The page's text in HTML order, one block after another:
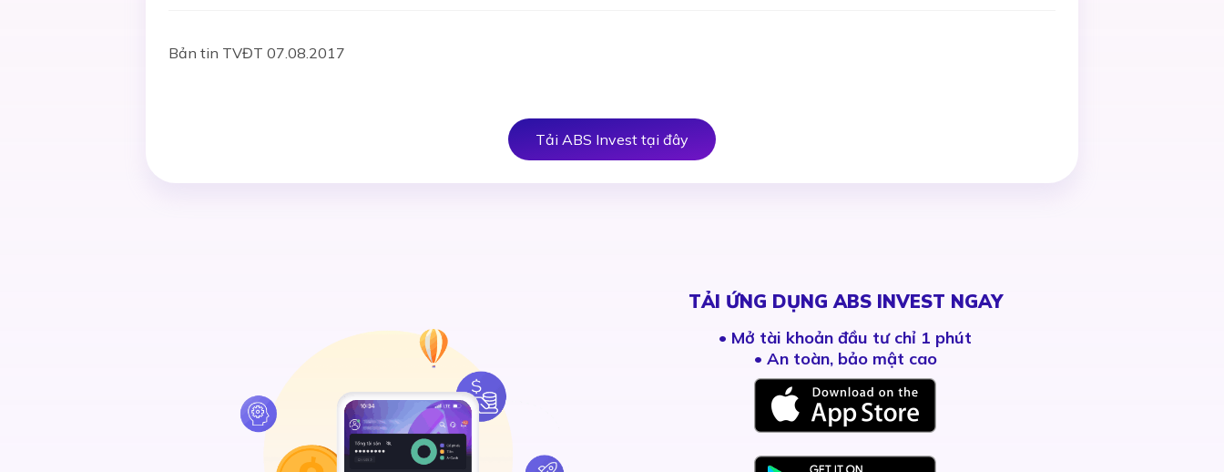
Bản tin TVĐT 07.08.2017
Tải ABS Invest tại đây
TẢI ỨNG DỤNG ABS INVEST NGAY
• Mở tài khoản đầu tư chỉ 1 phút
• An toàn, bảo mật cao